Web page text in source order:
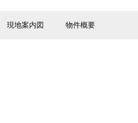
現地案内図 物件概要